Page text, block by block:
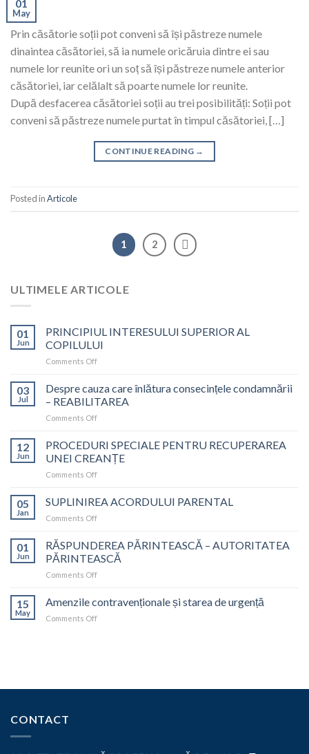
01
May
Prin căsătorie soții pot conveni să își păstreze numele
dinaintea căsătoriei, să ia numele oricăruia dintre ei sau
numele lor reunite ori un soț să își păstreze numele anterior
căsătoriei, iar celălalt să poarte numele lor reunite.
După desfacerea căsătoriei soții au trei posibilități: Soții pot
conveni să păstreze numele purtat în timpul căsătoriei, […]
CONTINUE READING →
Posted inArticole
1 2
ULTIMELE ARTICOLE
01
Jun
PRINCIPIUL INTERESULUI SUPERIOR AL
COPILULUI
Comments Offon
INTERESULUI
AL
COPILULUI
03
Jul
Despre cauza care înlătura consecințele condamnării
– REABILITAREA
Comments Offon
cauza
care
înlătura
consecințele
–
12
Jun
PROCEDURI SPECIALE PENTRU RECUPERAREA
UNEI CREANȚE
Comments Offon
SPECIALE
CREANȚE
05
Jan
SUPLINIREA ACORDULUI PARENTAL
Comments Offon
ACORDULUI
PARENTAL
01
Jun
RĂSPUNDEREA PĂRINTEASCĂ – AUTORITATEA
PĂRINTEASCĂ
Comments Offon
PĂRINTEASCĂ
15
May
Amenzile contravenționale și starea de urgență
Comments Offon
urgență
CONTACT